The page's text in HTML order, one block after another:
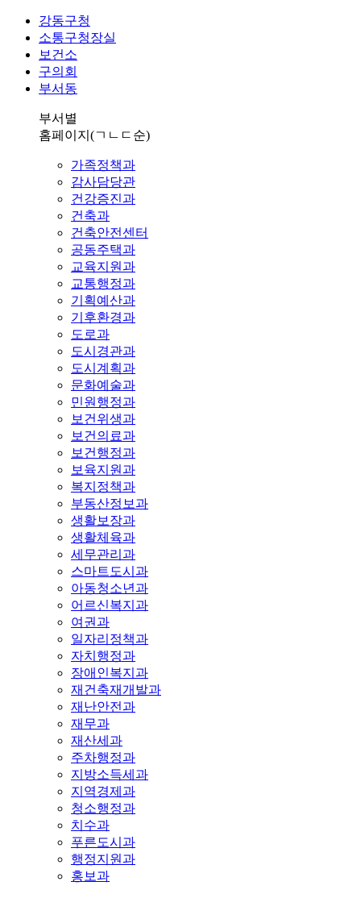
강동구청
소통구청장실
보건소
구의회
부서동
부서별
홈페이지 (ㄱㄴㄷ순)
가족정책과
감사담당관
건강증진과
건축과
건축안전센터
공동주택과
교육지원과
교통행정과
기획예산과
기후환경과
도로과
도시경관과
도시계획과
문화예술과
민원행정과
보건위생과
보건의료과
보건행정과
보육지원과
복지정책과
부동산정보과
생활보장과
생활체육과
세무관리과
스마트도시과
아동청소년과
어르신복지과
여권과
일자리정책과
자치행정과
장애인복지과
재건축재개발과
재난안전과
재무과
재산세과
주차행정과
지방소득세과
지역경제과
청소행정과
치수과
푸른도시과
행정지원과
홍보과